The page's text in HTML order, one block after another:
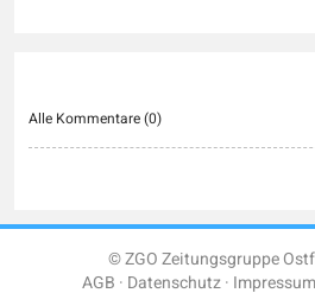
Alle Kommentare (0)
© ZGO Zeitungsgruppe
AGB Datenschutz Impressum